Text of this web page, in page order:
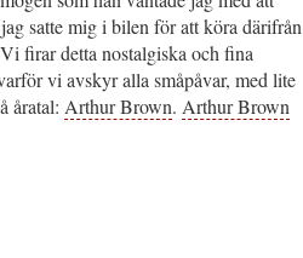
satte mig i bilen för att köra därifrån
firar detta nostalgiska och fina
vi avskyr alla småpåvar, med lite
åratal: Arthur Brown. Arthur Brown